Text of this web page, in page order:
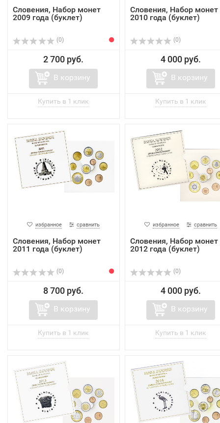
Словения, Набор монет
2009 года (буклет)
(0)
2 700 руб.
В корзину
Словения, Набор монет
2010 года (буклет)
(0)
4 000 руб.
В корзину
избранное сравнить
Словения, Набор монет
2011 года (буклет)
(0)
8 700 руб.
В корзину
избранное сравнить
Словения, Набор монет
2012 года (буклет)
(0)
4 000 руб.
В корзину